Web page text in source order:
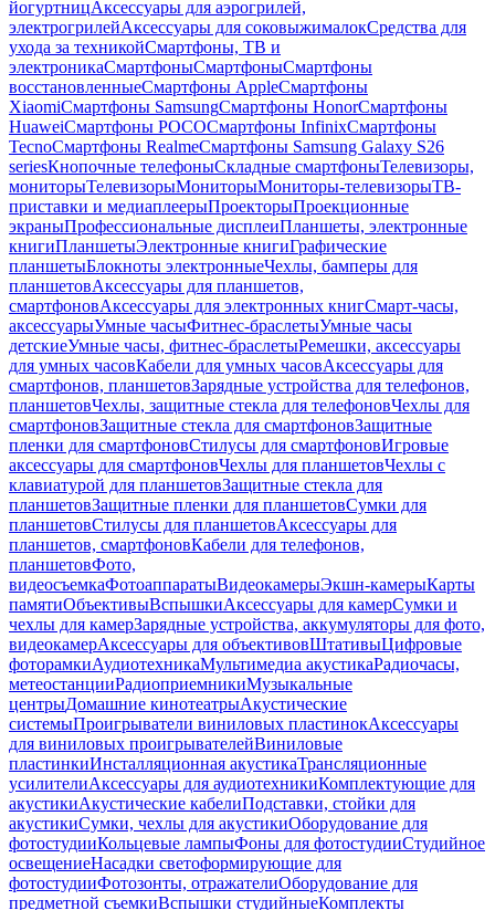
йогуртницАксессуары для аэрогрилей,
электрогрилейАксессуары для соковыжималокСредства для
ухода за техникойСмартфоны, ТВ и
электроникаСмартфоныСмартфоныСмартфоны
восстановленныеСмартфоны AppleСмартфоны
XiaomiСмартфоны SamsungСмартфоны HonorСмартфоны
HuaweiСмартфоны POCOСмартфоны InfinixСмартфоны
TecnoСмартфоны RealmeСмартфоны Samsung Galaxy S26
seriesКнопочные телефоныСкладные смартфоныТелевизоры,
мониторыТелевизорыМониторыМониторы-телевизорыТВ-
приставки и медиаплеерыПроекторыПроекционные
экраныПрофессиональные дисплеиПланшеты, электронные
книгиПланшетыЭлектронные книгиГрафические
планшетыБлокноты электронныеЧехлы, бамперы для
планшетовАксессуары для планшетов,
смартфоновАксессуары для электронных книгСмарт-часы,
аксессуарыУмные часыФитнес-браслетыУмные часы
детскиеУмные часы, фитнес-браслетыРемешки, аксессуары
для умных часовКабели для умных часовАксессуары для
смартфонов, планшетовЗарядные устройства для телефонов,
планшетовЧехлы, защитные стекла для телефоновЧехлы для
смартфоновЗащитные стекла для смартфоновЗащитные
пленки для смартфоновСтилусы для смартфоновИгровые
аксессуары для смартфоновЧехлы для планшетовЧехлы с
клавиатурой для планшетовЗащитные стекла для
планшетовЗащитные пленки для планшетовСумки для
планшетовСтилусы для планшетовАксессуары для
планшетов, смартфоновКабели для телефонов,
планшетовФото,
видеосъемкаФотоаппаратыВидеокамерыЭкшн-камерыКарты
памятиОбъективыВспышкиАксессуары для камерСумки и
чехлы для камерЗарядные устройства, аккумуляторы для фото,
видеокамерАксессуары для объективовШтативыЦифровые
фоторамкиАудиотехникаМультимедиа акустикаРадиочасы,
метеостанцииРадиоприемникиМузыкальные
центрыДомашние кинотеатрыАкустические
системыПроигрыватели виниловых пластинокАксессуары
для виниловых проигрывателейВиниловые
пластинкиИнсталляционная акустикаТрансляционные
усилителиАксессуары для аудиотехникиКомплектующие для
акустикиАкустические кабелиПодставки, стойки для
акустикиСумки, чехлы для акустикиОборудование для
фотостудииКольцевые лампыФоны для фотостудииСтудийное
освещениеНасадки светоформирующие для
фотостудииФотозонты, отражателиОборудование для
предметной съемкиВспышки студийныеКомплекты